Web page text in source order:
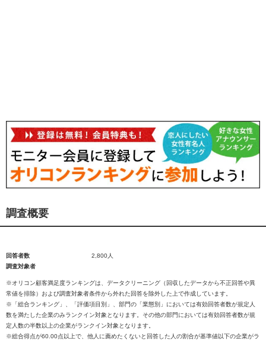
調査概要
回答者数
2,800人
調査対象者
※オリコン顧客満足度ランキングは、データクリーニング（回収したデータから不正回答や異
常値を排除）および調査対象者条件から外れた回答を除外した上で作成しています。
※「総合ランキング」、「評価項目別」、部門の「業態別」においては有効回答者数が規定人
数を満たした企業のみランクイン対象となります。その他の部門においては有効回答者数が規
定人数の半数以上の企業がランクイン対象となります。
※総合得点が60.00点以上で、他人に薦めたくないと回答した人の割合が基準値以下の企業がラ